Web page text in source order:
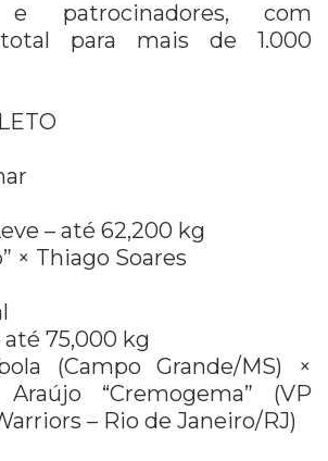
e patrocinadores, com
total para mais de 1.000
– até 62,200 kg
× Thiago Soares
até 75,000 kg
(Campo Grande/MS) ×
“Cremogema” (VP
– Rio de Janeiro/RJ)